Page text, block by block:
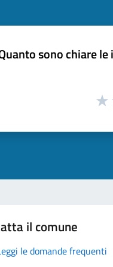
sono chiare
il comune
le domande frequenti